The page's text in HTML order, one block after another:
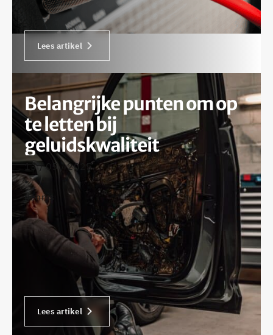
Lees artikel
Belangrijke punten om op
te letten bij
geluidskwaliteit
13 / 05 / 2025
•
dennis
Lees artikel